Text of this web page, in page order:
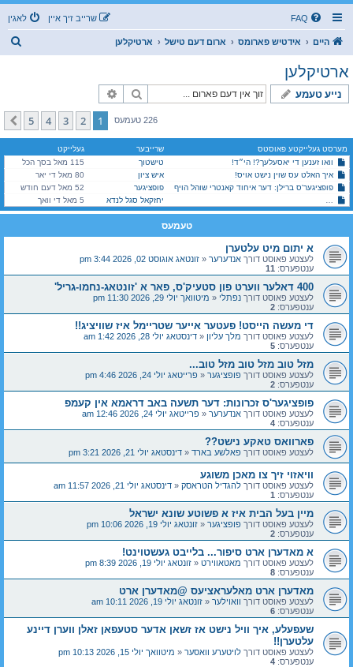
FAQ לאגין שרייב זיך איין
היים אידטיש פארומס ארום דעם טישל ארטיקלען
ארטיקלען
נייע טעמע זוך
226 טעמעס 1
2
3
4
5
קומענדיגע
מערסט געלייקטע פאוסטס שרייבער
געלייקט
וואו זענען די יאסעלעך?! הי״ד!
טישטוך
115 מאל בסך הכל
איך האלט עס שוין נישט אויס!
איש ציון
80 מאל די יאר
פופציגער'ס ברילן: דער איחוד קאנטרי שוהל הויף
פופציגער
52 מאל דעם חודש
יחזקאל סגל לנדא 5 מאל די וואך
טעמעס
א יתום מיט עלטערן
לעצטע פאוסט דורך אנדערער « זונטאג אוגוסט 02, 2026 3:44 pm
ענטפערס: 11
400 דאלער ווערט פון סטעיק'ס, פאר א 'זונטאג-נחמו-גריל'
לעצטע פאוסט דורך נפתלי « מיטוואך יולי 29, 2026 11:30 pm
ענטפערס: 2
די מעשה הייסט! פעטער אייער שטריימל איז שוויציג!!
לעצטע פאוסט דורך מלך עליון « דינסטאג יולי 28, 2026 1:42 am
ענטפערס: 5
מזל טוב מזל טוב מזל טוב...
לעצטע פאוסט דורך פופציגער « פרייטאג יולי 24, 2026 4:46 pm
ענטפערס: 2
פופציגער'ס זכרונות: דער תשעה באב דראמא אין קעמפ
לעצטע פאוסט דורך אנדערער « פרייטאג יולי 24, 2026 12:46 am
ענטפערס: 4
פארוואס טאקע נישט??
לעצטע פאוסט דורך פאלשע בארד « דינסטאג יולי 21, 2026 3:21 pm
וויאזוי זיך צו מאכן משוגע
לעצטע פאוסט דורך להגדיל הטראסק « דינסטאג יולי 21, 2026 11:57 am
ענטפערס: 1
מיין בעל הבית איז א פשוטע שונא ישראל
לעצטע פאוסט דורך פופציגער « זונטאג יולי 19, 2026 10:06 pm
ענטפערס: 2
א מאדערן ארט סיפור... בלייבט געשטוינט!
לעצטע פאוסט דורך מאטאווירט « זונטאג יולי 19, 2026 8:39 pm
ענטפערס: 8
מאדערן ארט מאלעראציעס @מאדערן ארט
לעצטע פאוסט דורך וואוילער « זונטאג יולי 19, 2026 10:11 am
ענטפערס: 6
שעפעלע, איך וויל נישט אז זשאן אדער סטעפאן זאלן ווערן דיינע
עלטערן!!
לעצטע פאוסט דורך לויטערע וואסער « מיטוואך יולי 15, 2026 10:13 pm
ענטפערס: 4